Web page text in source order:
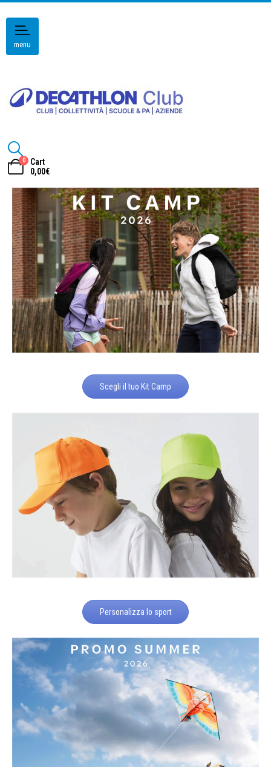
menu
0
Cart
0,00€
Scegli il tuo Kit Camp
Personalizza lo sport